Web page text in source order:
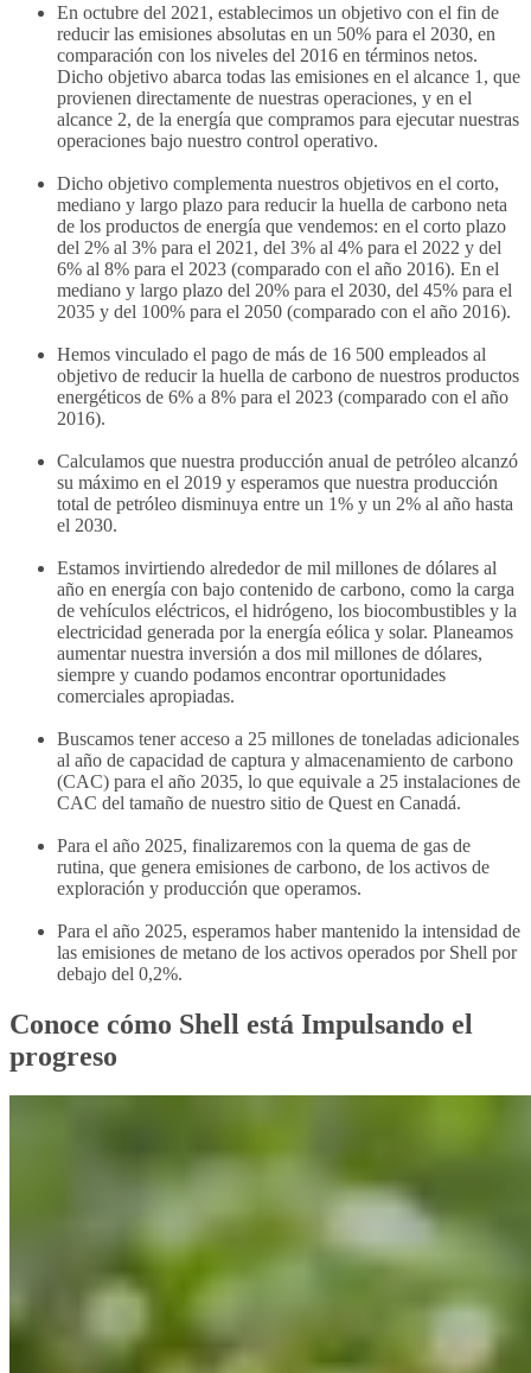
En octubre del 2021, establecimos un objetivo con el fin de
reducir las emisiones absolutas en un 50% para el 2030, en
comparación con los niveles del 2016 en términos netos.
Dicho objetivo abarca todas las emisiones en el alcance 1, que
provienen directamente de nuestras operaciones, y en el
alcance 2, de la energía que compramos para ejecutar nuestras
operaciones bajo nuestro control operativo.
Dicho objetivo complementa nuestros objetivos en el corto,
mediano y largo plazo para reducir la huella de carbono neta
de los productos de energía que vendemos: en el corto plazo
del 2% al 3% para el 2021, del 3% al 4% para el 2022 y del
6% al 8% para el 2023 (comparado con el año 2016). En el
mediano y largo plazo del 20% para el 2030, del 45% para el
2035 y del 100% para el 2050 (comparado con el año 2016).
Hemos vinculado el pago de más de 16 500 empleados al
objetivo de reducir la huella de carbono de nuestros productos
energéticos de 6% a 8% para el 2023 (comparado con el año
2016).
Calculamos que nuestra producción anual de petróleo alcanzó
su máximo en el 2019 y esperamos que nuestra producción
total de petróleo disminuya entre un 1% y un 2% al año hasta
el 2030.
Estamos invirtiendo alrededor de mil millones de dólares al
año en energía con bajo contenido de carbono, como la carga
de vehículos eléctricos, el hidrógeno, los biocombustibles y la
electricidad generada por la energía eólica y solar. Planeamos
aumentar nuestra inversión a dos mil millones de dólares,
siempre y cuando podamos encontrar oportunidades
comerciales apropiadas.
Buscamos tener acceso a 25 millones de toneladas adicionales
al año de capacidad de captura y almacenamiento de carbono
(CAC) para el año 2035, lo que equivale a 25 instalaciones de
CAC del tamaño de nuestro sitio de Quest en Canadá.
Para el año 2025, finalizaremos con la quema de gas de
rutina, que genera emisiones de carbono, de los activos de
exploración y producción que operamos.
Para el año 2025, esperamos haber mantenido la intensidad de
las emisiones de metano de los activos operados por Shell por
debajo del 0,2%.
Conoce cómo Shell está Impulsando el
progreso